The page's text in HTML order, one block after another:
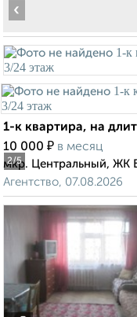
2/5
‹
1-к квартира, на
10 000 ₽ в месяц
мкр. Центральный, ЖК
Агентство, 07.08.2026